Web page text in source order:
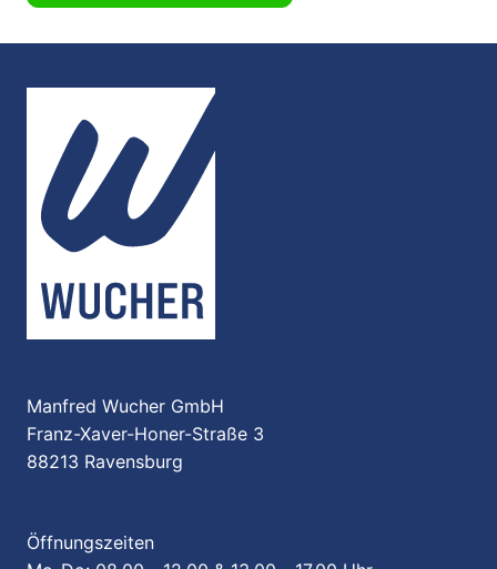
Manfred Wucher GmbH
Franz-Xaver-Honer-Straße 3
88213 Ravensburg
Öffnungszeiten